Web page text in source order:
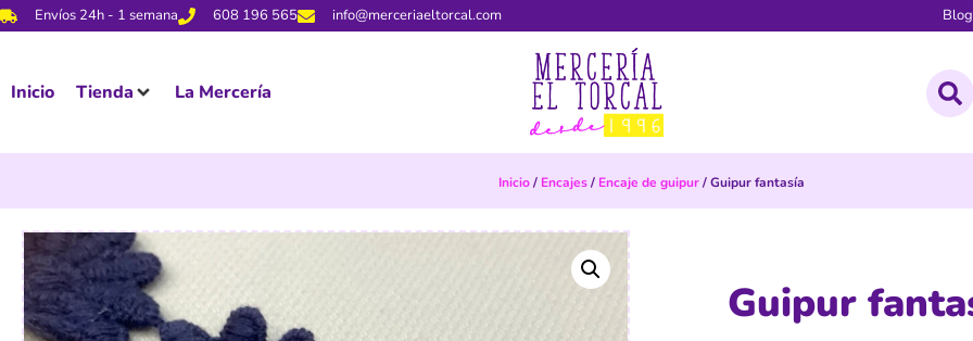
Envíos 24h - 1 semana 608 196 565 info@merceriaeltorcal.com Blog
Inicio Tienda La Mercería
Inicio/ Encajes/ Encaje de guipur/ Guipur fantasía
Guipur